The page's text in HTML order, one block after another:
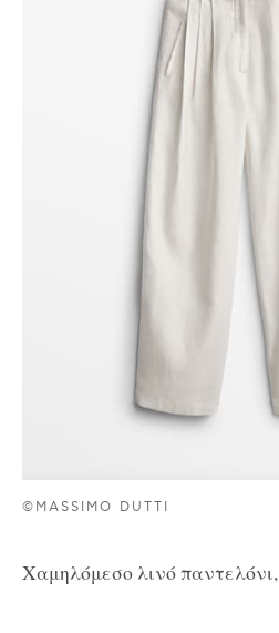
©MASSIMO DUTTI
Χαμηλόμεσο λινό παντελόνι,